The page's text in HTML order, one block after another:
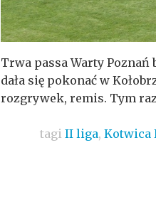
Trwa passa Warty
dała się pokonać w
rozgrywek, remis. Tym
tagi II liga, Kotwica